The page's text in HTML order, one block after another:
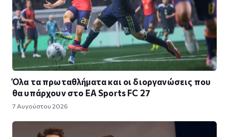
Όλα τα πρωταθλήματα και οι διοργανώσεις που
θα υπάρχουν στο EA Sports FC 27
7 Αυγούστου 2026